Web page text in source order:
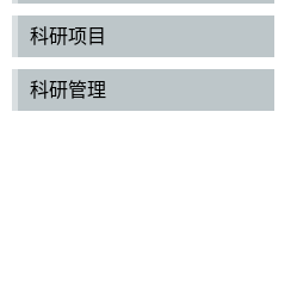
科研项目
科研管理